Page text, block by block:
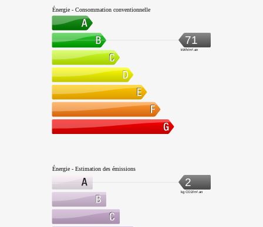
Énergie - Consommation conventionnelle
71
kWh/m².an
Énergie - Estimation des émissions
2
kg CO2/m².an